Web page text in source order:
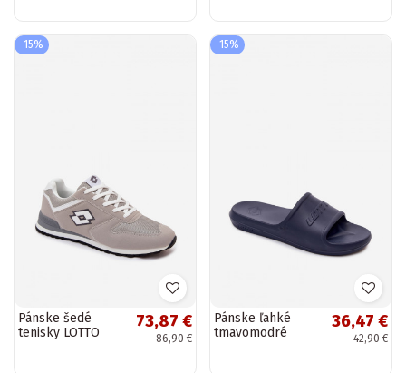
-15%
Pánske šedé
tenisky LOTTO
73,87 €
86,90 €
-15%
Pánske ľahké
tmavomodré
36,47 €
42,90 €